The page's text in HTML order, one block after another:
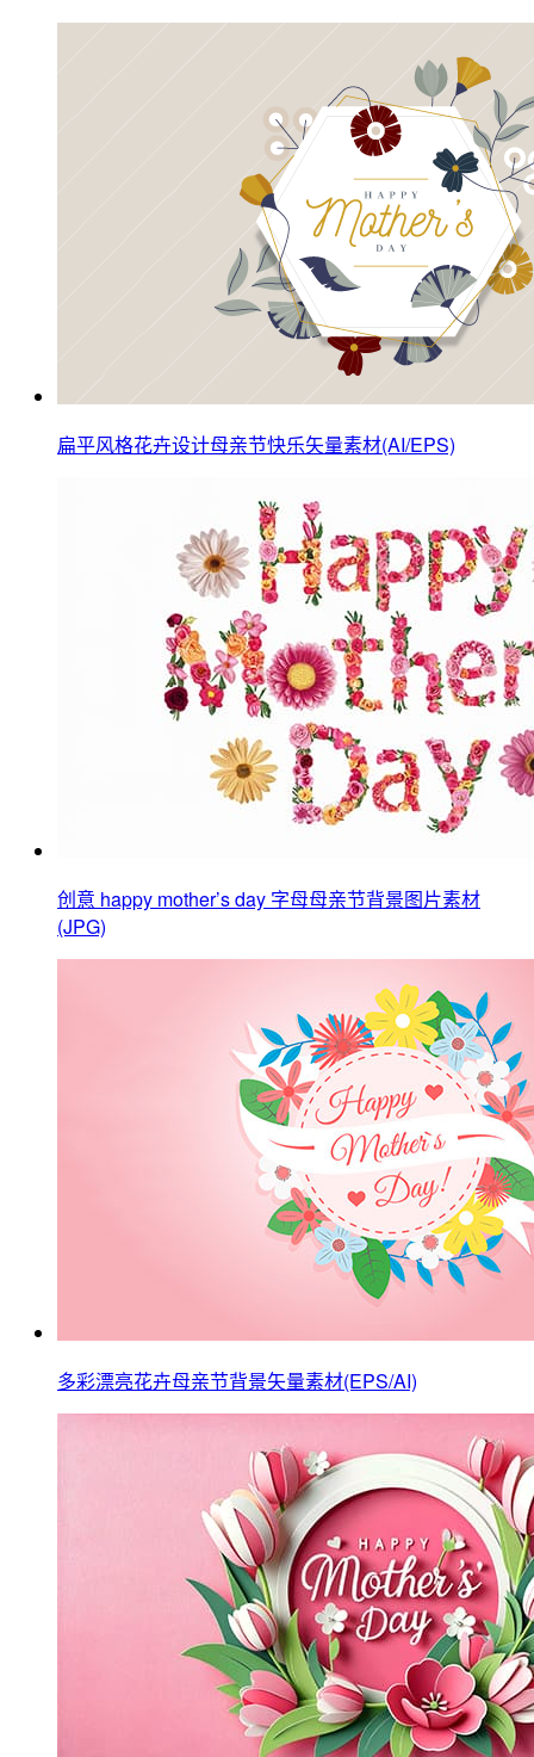
扁平风格花卉设计母亲节快乐矢量素材(AI/EPS)
创意 happy mother’s day 字母母亲节背景图片素材
(JPG)
多彩漂亮花卉母亲节背景矢量素材(EPS/AI)